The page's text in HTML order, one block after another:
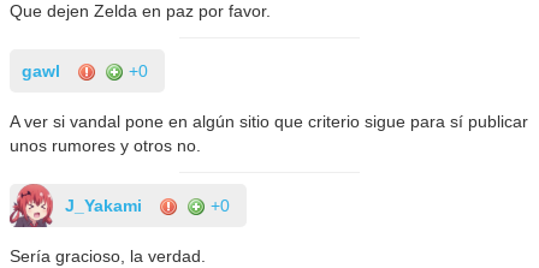
Que dejen Zelda en paz por favor.
gawl +0
A ver si vandal pone en algún sitio que criterio sigue para sí publicar
unos rumores y otros no.
J_Yakami +0
Sería gracioso, la verdad.